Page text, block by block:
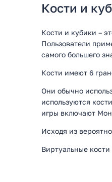
Кости и
Кости и кубики –
Пользователи
самого большего
Кости имеют 6
Они обычно
используются
игры включают
Исходя из
Виртуальные